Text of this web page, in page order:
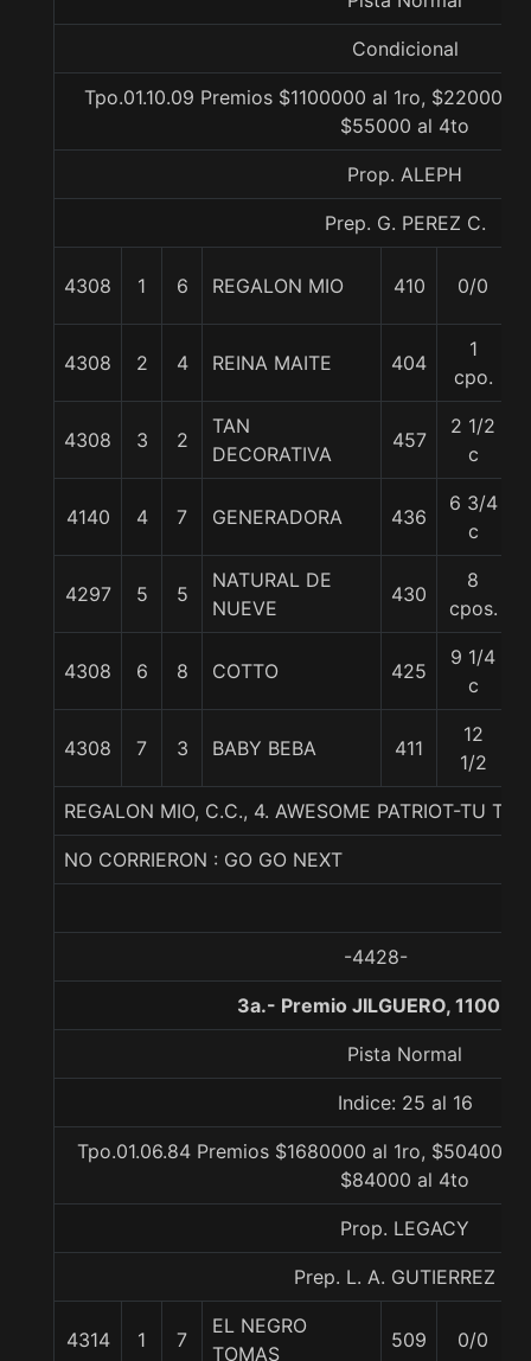
Condicional
Tpo.01.10.09 Premios $1100000 al 1ro, $220000
$55000 al 4to
Prop. ALEPH
Prep. G. PEREZ C.
4308 1 6 REGALON MIO 410 0/0
4308 2 4 REINA MAITE 404
1
cpo.
4308 3 2
TAN
DECORATIVA
457
2 1/2
c
4140 4 7 GENERADORA 436
6 3/4
c
4297 5 5
NATURAL DE
NUEVE
430
8
cpos.
4308 6 8 COTTO 425
9 1/4
c
4308 7 3 BABY BEBA 411
12
1/2
REGALON MIO, C.C., 4. AWESOME PATRIOT-TU
NO CORRIERON : GO GO NEXT
-4428-
3a.- Premio JILGUERO, 1100
Pista Normal
Indice: 25 al 16
Tpo.01.06.84 Premios $1680000 al 1ro, $504000
$84000 al 4to
Prop. LEGACY
Prep. L. A. GUTIERREZ P.
4314 1 7
EL NEGRO
TOMAS
509 0/0